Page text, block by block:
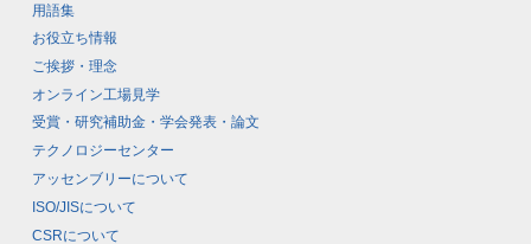
用語集
お役立ち情報
ご挨拶・理念
オンライン工場見学
受賞・研究補助金・学会発表・論文
テクノロジーセンター
アッセンブリーについて
ISO/JISについて
CSRについて